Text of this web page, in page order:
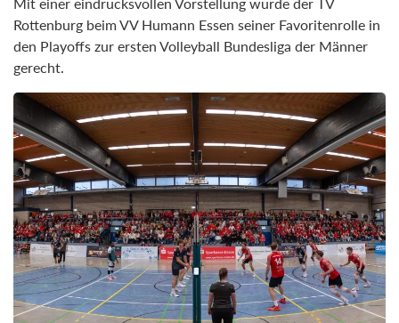
Rottenburg beim VV Humann Essen seiner Favoritenrolle in
den Playoffs zur ersten Volleyball Bundesliga der Männer
gerecht.